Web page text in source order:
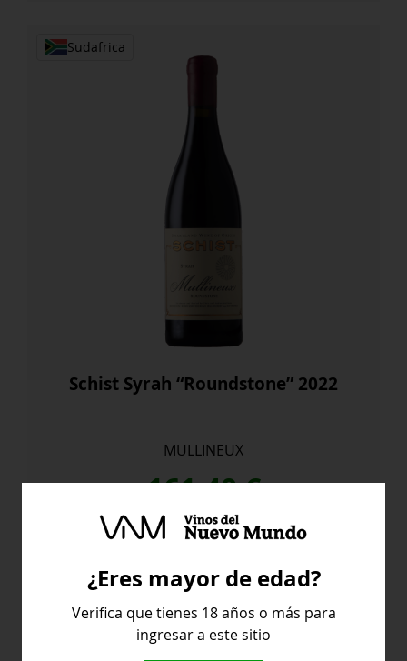
Sudafrica
Schist Syrah “Roundstone” 2022
MULLINEUX
161,40€
Schist
“Roundstone”
cantidad
Comprar
¿Eres mayor de edad?
Verifica que tienes 18 años o más para
ingresar a este sitio